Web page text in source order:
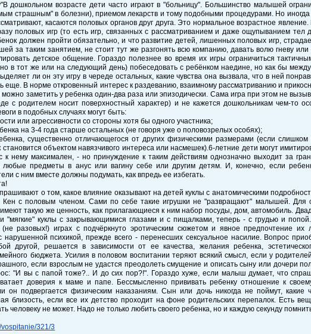
дошкольном возрасте дети часто играют в "больницу". Большинство малышей
страшным" в болезни), приемом лекарств и тому подобными процедурами. Но
касаются половых органов друг друга. Это нормальное возрастное
половых игр (то есть игр, связанных с рассматриванием и даже ощупыванием тел
должен пройти обязательно, и что развитие детей, лишенных половых игр,
за таким занятием, не стоит тут же разгонять всю компанию, давать волю гневу или
детское общение. Гораздо полезнее во время их игры ограничиться
в тот же или на следующий день) побеседовать с ребёнком наедине, но как бы
ли он эту игру в череде остальных, какие чувства она вызвала, что в ней
еще. В норме откровенный интерес к раздеванию, взаимному рассматриванию и
можно заметить у ребенка один-два раза или эпизодически. Сама игра при этом не
с родителем носит поверхностный характер) и не кажется дошкольникам чем-то
в подобных случаях могут быть:
или агрессивности со стороны хотя бы одного участника;
на 3-4 года старше остальных (не говоря уже о половозрелых особях);
существенно отличающегося от других физическими размерами (если
объектом навязчивого интереса или насмешек).6-летние дети могут
к нему максимален, - но принуждение к таким действиям однозначно выходит за
любые предметы в анус или вагину себе или другим детям. И, конечно, если
с ним вместе должны подумать, как впредь ее избегать.
о том, какое влияние оказывают на детей куклы с анатомическими
Кен с половым членом. Сами по себе такие игрушки не "развращают" малышей. Для
имеют такую же ценность, как прилагающиеся к ним набор посуды, дом, автомобиль.
"мягкие" куклы с закрывающимися глазами и с пищалками, теперь - с грудью и
(не разовых!) играх с подчёркнуто эротическим сюжетом и явное предпочтение
нарушенной психикой, прежде всего - перенесших сексуальное насилие. Вопрос
другой, решается в зависимости от ее качества, желания ребенка,
бюджета. Усилия в половом воспитании теряют всякий смысл, если у
если взрослым не удастся преодолеть смущение и описать сыну или дочери
"И вы с папой тоже?.. И до сих пор?!". Гораздо хуже, если малыш думает, что
доверия к маме и папе. Бессмысленно прививать ребенку отношение к
он подвергается физическим наказаниям. Сын или дочь никогда не поймут, какие
близость, если все их детство проходит на фоне родительских перепалок. Есть
человеку не может. Надо не только любить своего ребенка, но и каждую секунду
vospitanie/321/3